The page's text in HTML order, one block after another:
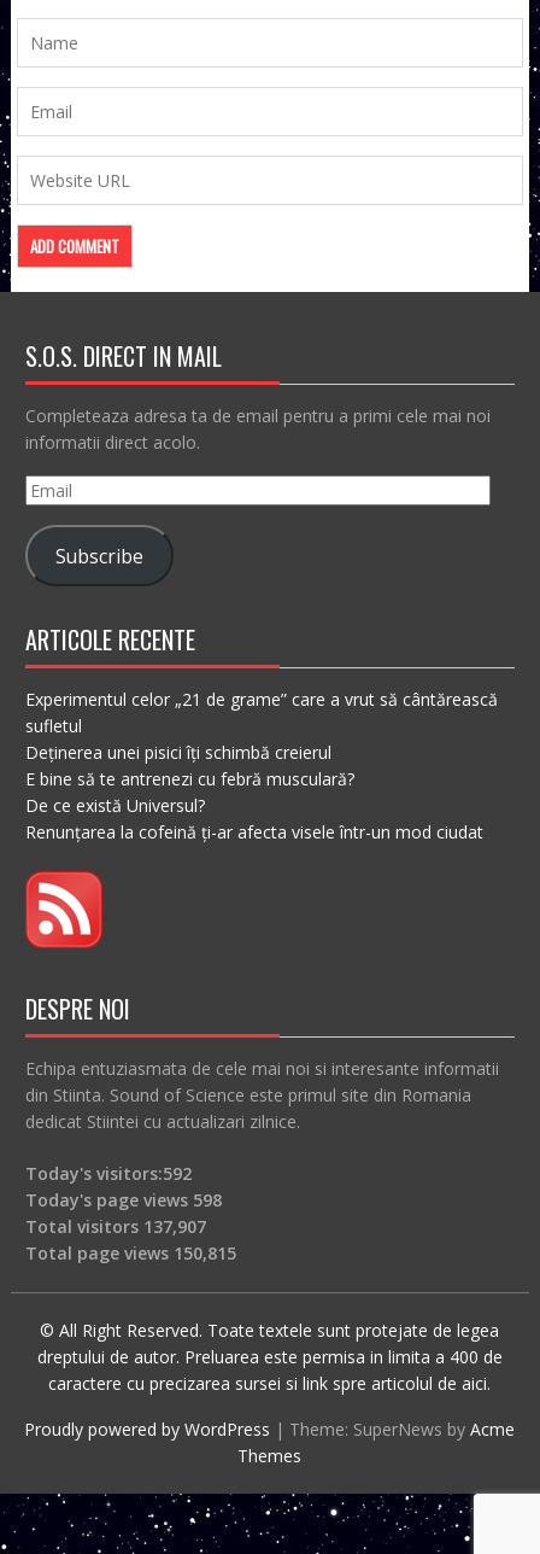
S.O.S. DIRECT IN MAIL
Completeaza adresa ta de email pentru a primi cele mai noi
informatii direct acolo.
Email
Subscribe
ARTICOLE RECENTE
Experimentul celor „21 de grame” care a vrut să cântărească
sufletul
Deținerea unei pisici îți schimbă creierul
E bine să te antrenezi cu febră musculară?
De ce există Universul?
Renunțarea la cofeină ți-ar afecta visele într-un mod ciudat
DESPRE NOI
Echipa entuziasmata de cele mai noi si interesante informatii
din Stiinta. Sound of Science este primul site din Romania
dedicat Stiintei cu actualizari zilnice.
Today's visitors:592
Today's page views 598
Total visitors 137,907
Total page views 150,815
© All Right Reserved. Toate textele sunt protejate de legea
dreptului de autor. Preluarea este permisa in limita a 400 de
caractere cu precizarea sursei si link spre articolul de aici.
Proudly powered by WordPress | Theme: SuperNews byAcme
Themes